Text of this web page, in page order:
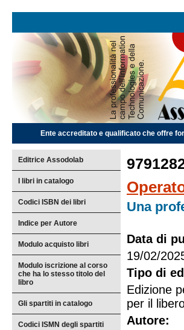
Ente accreditato e qualificato che offre
Editrice Assodolab
I libri in catalogo
Codici ISBN dei libri
Indice per Autore
Modulo acquisto libri
Modulo iscrizione al corso
che ha lo stesso titolo del
libro
Gli spartiti in catalogo
Codici ISMN degli spartiti
Una
Data di
19/02/
Tipo di
Edizione
per il
Autore: